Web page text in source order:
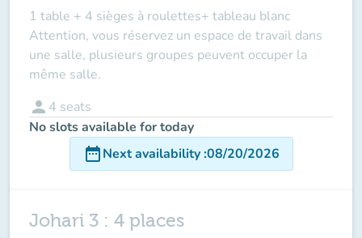
1 table + 4 sièges à roulettes+ tableau blanc
Attention, vous réservez un espace de travail dans
une salle, plusieurs groupes peuvent occuper la
même salle.
person 4 seats
No slots available for today
date_rangeNext availability:08/20/2026
Johari 3 : 4 places